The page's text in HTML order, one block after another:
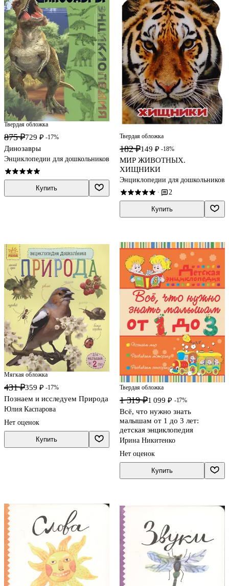
Твердая обложка
875 ₽729 ₽ -17%
Динозавры
Энциклопедии для дошкольников
Купить
Твердая обложка
182 ₽149 ₽ -18%
МИР ЖИВОТНЫХ.
ХИЩНИКИ
Энциклопедии для дошкольников
· 2
Купить
Мягкая обложка
431 ₽359 ₽ -17%
Познаем и исследуем Природа
Юлия Каспарова
Нет оценок
Купить
Твердая обложка
1 319 ₽1 099 ₽ -17%
Всё, что нужно знать
малышам от 1 до 3 лет:
детская энциклопедия
Ирина Никитенко
Нет оценок
Купить